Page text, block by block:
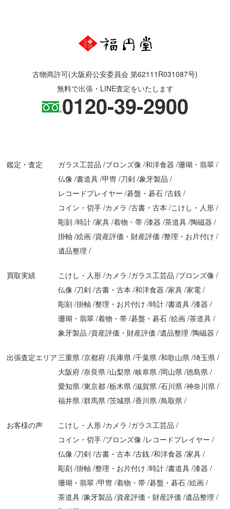
古物商許可(大阪府公安委員会 第62111R031087号)
無料で出張・LINE査定をいたします
0120-39-2900
鑑定・査定 ガラス工芸品 ブロンズ像 和洋食器 珊瑚・翡翠
仏像 書道具 甲冑 刀剣 象牙製品
レコードプレイヤー 碁盤・碁石 古銭
コイン・切手 カメラ 古書・古本 こけし・人形
彫刻 時計 家具 着物・帯 漆器 茶道具 陶磁器
掛軸 絵画 資産評価・財産評価 整理・お片付け
遺品整理
買取実績 こけし・人形 カメラ ガラス工芸品 ブロンズ像
仏像 刀剣 古書・古本 和洋食器 家具 家電
彫刻 掛軸 整理・お片付け 時計 書道具 漆器
珊瑚・翡翠 着物・帯 碁盤・碁石 絵画 茶道具
象牙製品 資産評価・財産評価 遺品整理 陶磁器
出張査定エリア 三重県 京都府 兵庫県 千葉県 和歌山県 埼玉県
大阪府 奈良県 山梨県 岐阜県 岡山県 徳島県
愛知県 東京都 栃木県 滋賀県 石川県 神奈川県
福井県 群馬県 茨城県 香川県 鳥取県
お客様の声 こけし・人形 カメラ ガラス工芸品
コイン・切手 ブロンズ像 レコードプレイヤー
仏像 刀剣 古書・古本 古銭 和洋食器 家具
彫刻 掛軸 整理・お片付け 時計 書道具 漆器
珊瑚・翡翠 甲冑 着物・帯 碁盤・碁石 絵画
茶道具 象牙製品 資産評価・財産評価 遺品整理